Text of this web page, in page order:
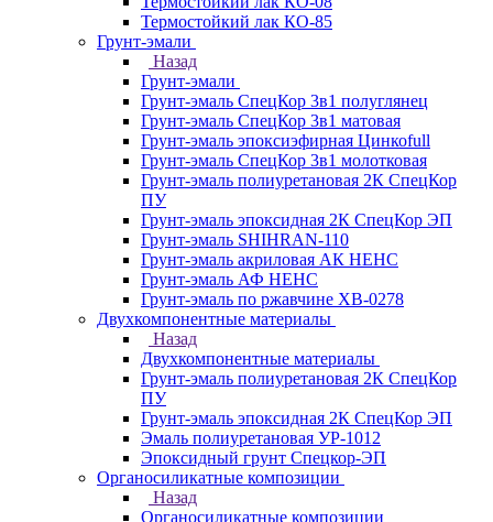
Термостойкий лак КО-85
Грунт-эмали
Назад
Грунт-эмали
Грунт-эмаль СпецКор 3в1 полуглянец
Грунт-эмаль СпецКор 3в1 матовая
Грунт-эмаль эпоксиэфирная Цинкоfull
Грунт-эмаль СпецКор 3в1 молотковая
Грунт-эмаль полиуретановая 2К СпецКор
ПУ
Грунт-эмаль эпоксидная 2К СпецКор ЭП
Грунт-эмаль SHIHRAN-110
Грунт-эмаль акриловая АК НЕНС
Грунт-эмаль АФ НЕНС
Грунт-эмаль по ржавчине ХВ-0278
Двухкомпонентные материалы
Назад
Двухкомпонентные материалы
Грунт-эмаль полиуретановая 2К СпецКор
ПУ
Грунт-эмаль эпоксидная 2К СпецКор ЭП
Эмаль полиуретановая УР-1012
Эпоксидный грунт Спецкор-ЭП
Органосиликатные композиции
Назад
Органосиликатные композиции